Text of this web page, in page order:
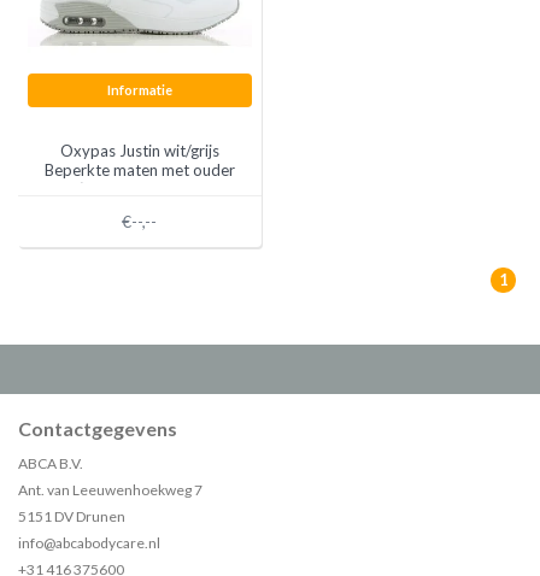
Informatie
Oxypas Justin wit/grijs
Beperkte maten met ouder
logo ( MAATADVIES, NEEM
€--,--
1
Contactgegevens
ABCA B.V.
Ant. van Leeuwenhoekweg 7
5151 DV Drunen
info@abcabodycare.nl
+31 416 375600